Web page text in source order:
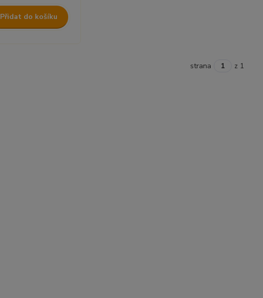
Přidat do košíku
strana z 1